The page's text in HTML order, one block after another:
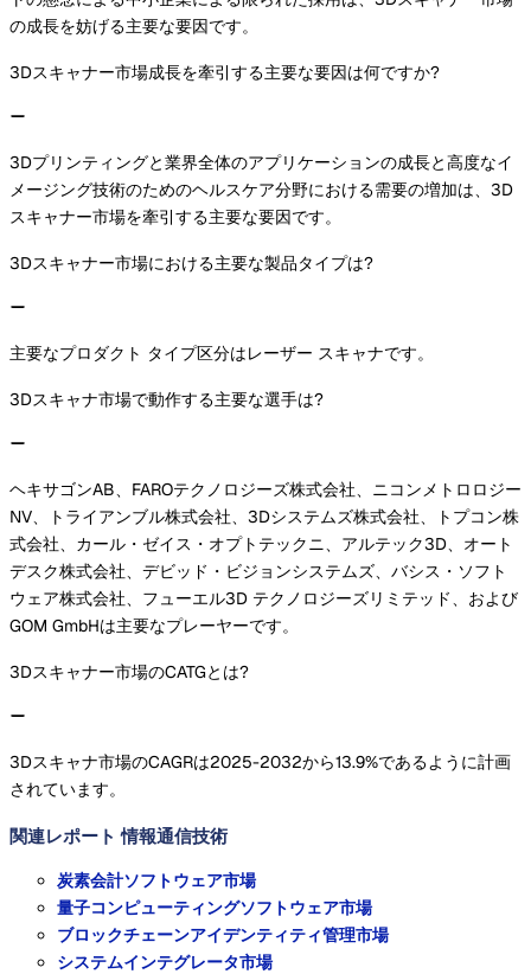
の成長を妨げる主要な要因です。
3Dスキャナー市場成長を牽引する主要な要因は何ですか?
3Dプリンティングと業界全体のアプリケーションの成長と高度なイ
メージング技術のためのヘルスケア分野における需要の増加は、3D
スキャナー市場を牽引する主要な要因です。
3Dスキャナー市場における主要な製品タイプは?
主要なプロダクト タイプ区分はレーザー スキャナです。
3Dスキャナ市場で動作する主要な選手は?
ヘキサゴンAB、FAROテクノロジーズ株式会社、ニコンメトロロジー
NV、トライアンブル株式会社、3Dシステムズ株式会社、トプコン株
式会社、カール・ゼイス・オプトテックニ、アルテック3D、オート
デスク株式会社、デビッド・ビジョンシステムズ、バシス・ソフト
ウェア株式会社、フューエル3D テクノロジーズリミテッド、および
GOM GmbHは主要なプレーヤーです。
3Dスキャナー市場のCATGとは?
3Dスキャナ市場のCAGRは2025-2032から13.9%であるように計画
されています。
関連レポート 情報通信技術
炭素会計ソフトウェア市場
量子コンピューティングソフトウェア市場
ブロックチェーンアイデンティティ管理市場
システムインテグレータ市場